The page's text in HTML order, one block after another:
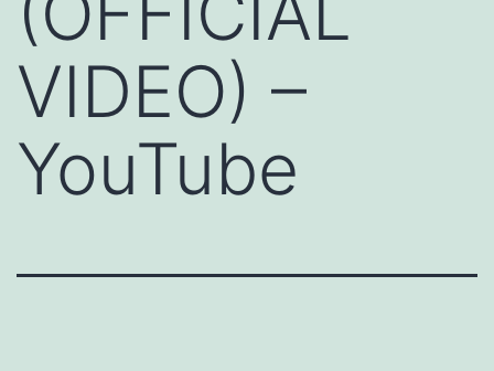
VIDEO) –
YouTube